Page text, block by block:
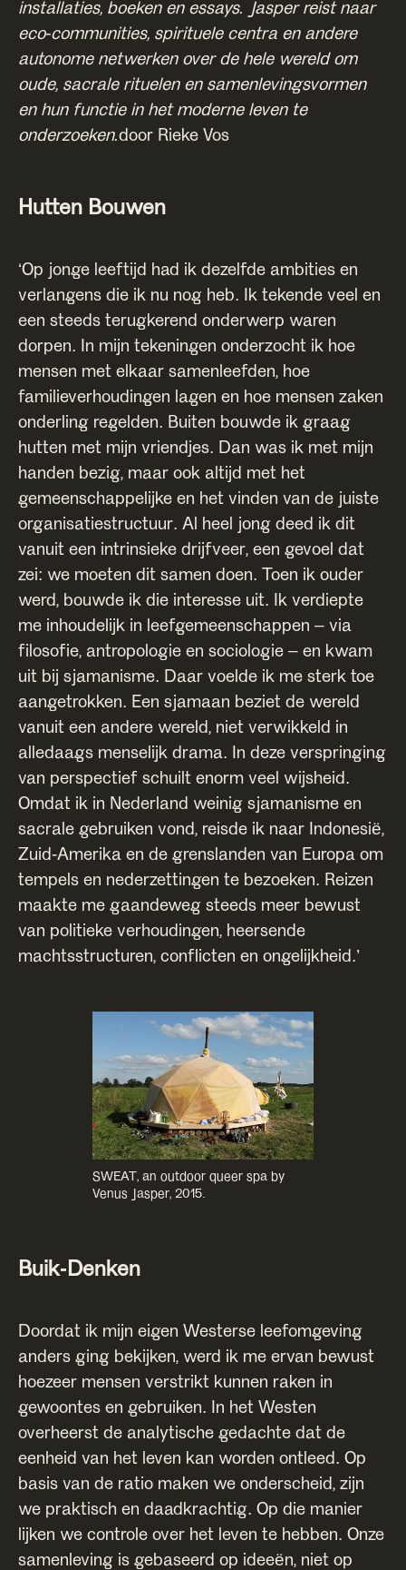
installaties, boeken en essays. Jasper reist naar
eco-communities, spirituele centra en andere
autonome netwerken over de hele wereld om
oude, sacrale rituelen en samenlevingsvormen
en hun functie in het moderne leven te
onderzoeken.door Rieke Vos
Hutten Bouwen
‘Op jonge leeftijd had ik dezelfde ambities en
verlangens die ik nu nog heb. Ik tekende veel en
een steeds terugkerend onderwerp waren
dorpen. In mijn tekeningen onderzocht ik hoe
mensen met elkaar samenleefden, hoe
familieverhoudingen lagen en hoe mensen zaken
onderling regelden. Buiten bouwde ik graag
hutten met mijn vriendjes. Dan was ik met mijn
handen bezig, maar ook altijd met het
gemeenschappelijke en het vinden van de juiste
organisatiestructuur. Al heel jong deed ik dit
vanuit een intrinsieke drijfveer, een gevoel dat
zei: we moeten dit samen doen. Toen ik ouder
werd, bouwde ik die interesse uit. Ik verdiepte
me inhoudelijk in leefgemeenschappen – via
filosofie, antropologie en sociologie – en kwam
uit bij sjamanisme. Daar voelde ik me sterk toe
aangetrokken. Een sjamaan beziet de wereld
vanuit een andere wereld, niet verwikkeld in
alledaags menselijk drama. In deze verspringing
van perspectief schuilt enorm veel wijsheid.
Omdat ik in Nederland weinig sjamanisme en
sacrale gebruiken vond, reisde ik naar Indonesië,
Zuid-Amerika en de grenslanden van Europa om
tempels en nederzettingen te bezoeken. Reizen
maakte me gaandeweg steeds meer bewust
van politieke verhoudingen, heersende
machtsstructuren, conflicten en ongelijkheid.’
SWEAT, an outdoor queer spa by
Venus Jasper, 2015.
Buik-Denken
Doordat ik mijn eigen Westerse leefomgeving
anders ging bekijken, werd ik me ervan bewust
hoezeer mensen verstrikt kunnen raken in
gewoontes en gebruiken. In het Westen
overheerst de analytische gedachte dat de
eenheid van het leven kan worden ontleed. Op
basis van de ratio maken we onderscheid, zijn
we praktisch en daadkrachtig. Op die manier
lijken we controle over het leven te hebben. Onze
samenleving is gebaseerd op ideeën, niet op